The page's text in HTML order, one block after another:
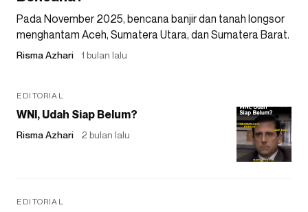
Pada November 2025, bencana banjir dan tanah longsor
menghantam Aceh, Sumatera Utara, dan Sumatera Barat.
Risma Azhari 1 bulan lalu
EDITORIAL
WNI, Udah Siap Belum?
Risma Azhari 2 bulan lalu
EDITORIAL